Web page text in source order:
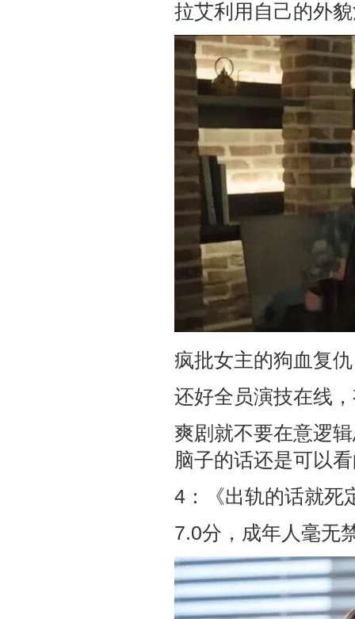
拉艾利用自己的外
疯批女主的狗血复
还好全员演技在线
爽剧就不要在意逻
脑子的话还是可以
4：《出轨的话就死
7.0分，成年人毫无